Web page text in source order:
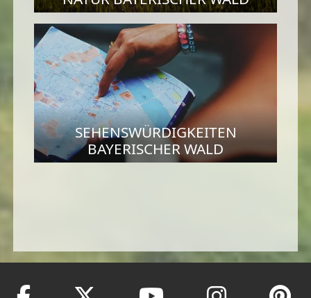
SEHENSWÜRDIGKEITEN
BAYERISCHER WALD